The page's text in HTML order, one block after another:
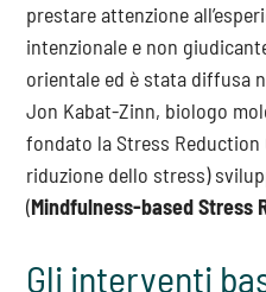
prestare attenzione
intenzionale e non
orientale ed è stata diffusa
Jon Kabat-Zinn, biologo
fondato la Stress Reduction
riduzione dello stress)
(Mindfulness-based Stress
Gli interventi